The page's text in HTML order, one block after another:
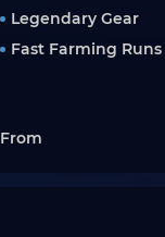
Legendary Gear
Fast Farming Runs
From